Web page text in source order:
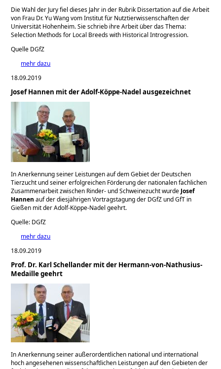
Die Wahl der Jury fiel dieses Jahr in der Rubrik Dissertation auf die Arbeit
von Frau Dr. Yu Wang vom Institut für Nutztierwissenschaften der
Universität Hohenheim. Sie schrieb ihre Arbeit über das Thema:
Selection Methods for Local Breeds with Historical Introgression.
Quelle DGfZ
mehr dazu
18.09.2019
Josef Hannen mit der Adolf-Köppe-Nadel ausgezeichnet
In Anerkennung seiner Leistungen auf dem Gebiet der Deutschen
Tierzucht und seiner erfolgreichen Förderung der nationalen fachlichen
Zusammenarbeit zwischen Rinder- und Schweinezucht wurde Josef
Hannen auf der diesjährigen Vortragstagung der DGfZ und GfT in
Gießen mit der Adolf-Köppe-Nadel geehrt.
Quelle: DGfZ
mehr dazu
18.09.2019
Prof. Dr. Karl Schellander mit der Hermann-von-Nathusius-
Medaille geehrt
In Anerkennung seiner außerordentlichen national und international
hoch angesehenen wissenschaftlichen Leistungen auf den Gebieten der